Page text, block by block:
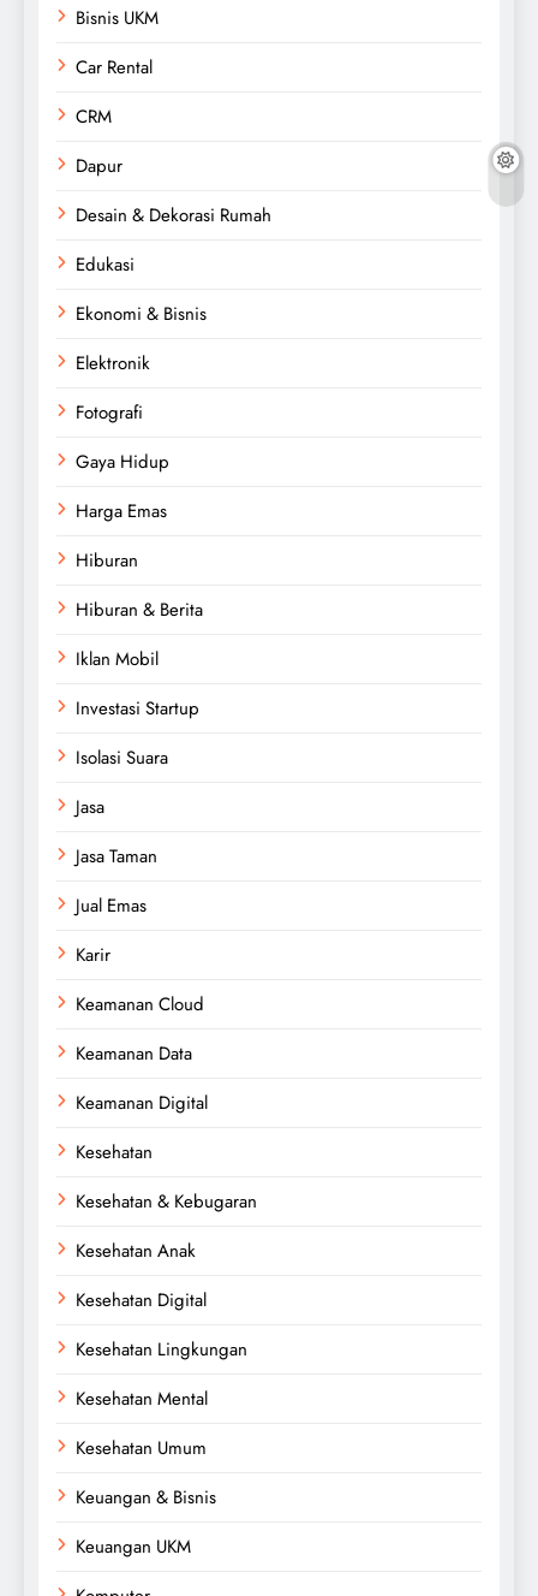
Bisnis UKM
Car Rental
CRM
Dapur
Desain & Dekorasi Rumah
Edukasi
Ekonomi & Bisnis
Elektronik
Fotografi
Gaya Hidup
Harga Emas
Hiburan
Hiburan & Berita
Iklan Mobil
Investasi Startup
Isolasi Suara
Jasa
Jasa Taman
Jual Emas
Karir
Keamanan Cloud
Keamanan Data
Keamanan Digital
Kesehatan
Kesehatan & Kebugaran
Kesehatan Anak
Kesehatan Digital
Kesehatan Lingkungan
Kesehatan Mental
Kesehatan Umum
Keuangan & Bisnis
Keuangan UKM